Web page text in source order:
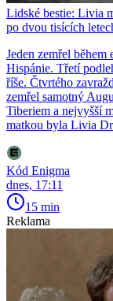
Lidské bestie: Livia
po dvou tisících
Jeden zemřel
Hispánie. Třetí
říše. Čtvrtého
zemřel samotný
Tiberiem a nejvyšší
matkou byla Livia
Kód Enigma
dnes, 17:11
15 min
Reklama